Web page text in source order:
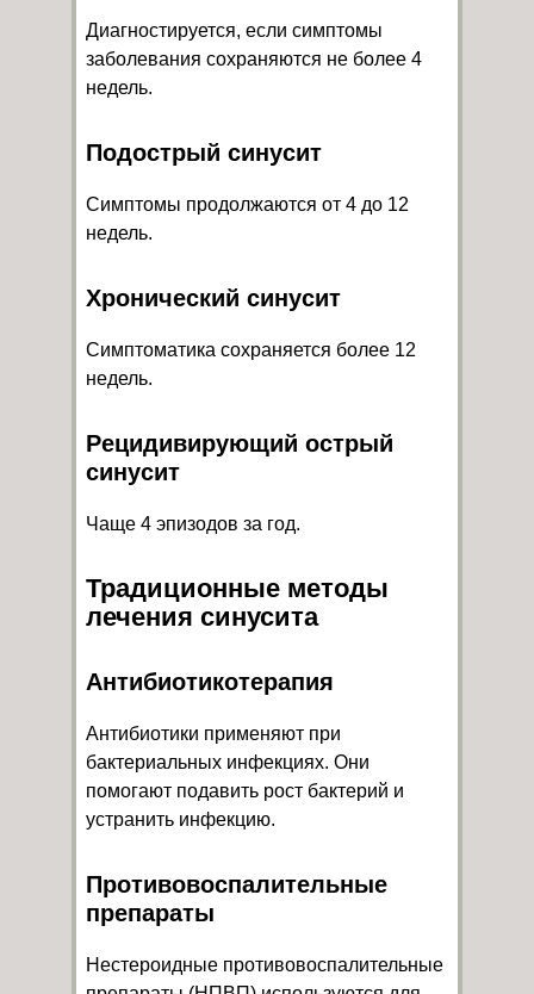
Диагностируется, если симптомы
заболевания сохраняются не более 4
недель.
Подострый синусит
Симптомы продолжаются от 4 до 12
недель.
Хронический синусит
Симптоматика сохраняется более 12
недель.
Рецидивирующий острый
синусит
Чаще 4 эпизодов за год.
Традиционные методы
лечения синусита
Антибиотикотерапия
Антибиотики применяют при
бактериальных инфекциях. Они
помогают подавить рост бактерий и
устранить инфекцию.
Противовоспалительные
препараты
Нестероидные противовоспалительные